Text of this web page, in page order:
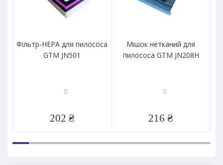
Фільтр-HEPA для пилососа
GTM JN501
0
202 ₴
Мішок нетканий для
пилососа GTM JN208H
0
216 ₴